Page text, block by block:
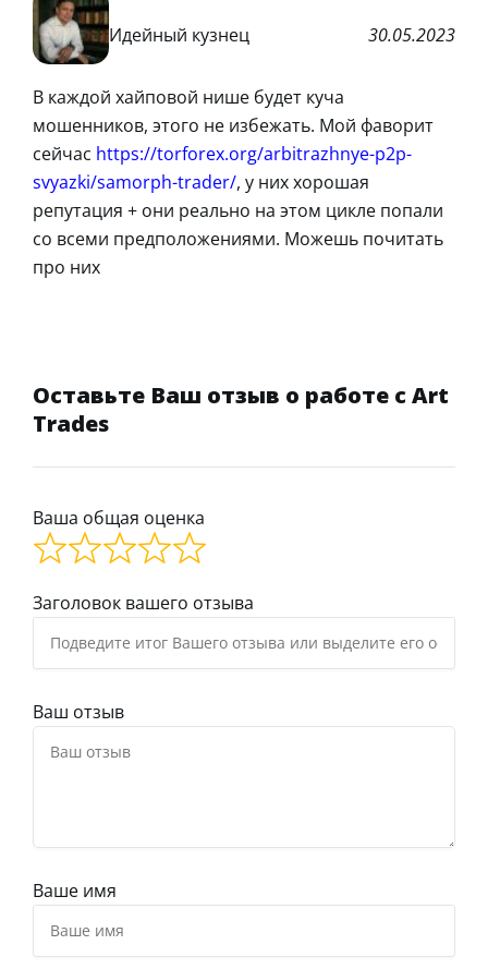
Идейный кузнец 30.05.2023
В каждой хайповой нише будет куча
мошенников, этого не избежать. Мой фаворит
сейчас https://torforex.org/arbitrazhnye-p2p-
svyazki/samorph-trader/, у них хорошая
репутация + они реально на этом цикле попали
со всеми предположениями. Можешь почитать
про них
Оставьте Ваш отзыв о работе с Art
Trades
Ваша общая оценка
Заголовок вашего отзыва
Ваш отзыв
Ваше имя